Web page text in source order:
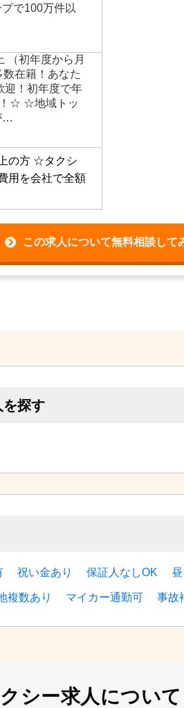
で100万件以
（初年度から月
在籍！あなた
迎！初年度で年
！☆ ☆地域トッ
…
の方 ☆タクシ
用を会社で全額
この求人について無料相談して
を探す
祝い金あり 保証人なしOK
複数あり マイカー通勤可 事故
シー求人について